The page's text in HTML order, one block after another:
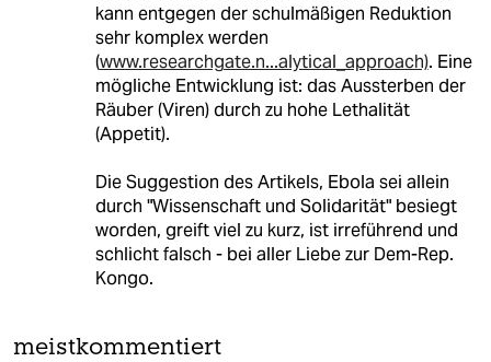
kann entgegen der schulmäßigen Reduktion
sehr komplex werden
(www.researchgate.n...alytical_approach). Eine
mögliche Entwicklung ist: das Aussterben der
Räuber (Viren) durch zu hohe Lethalität
(Appetit).
Die Suggestion des Artikels, Ebola sei allein
durch "Wissenschaft und Solidarität" besiegt
worden, greift viel zu kurz, ist irreführend und
schlicht falsch - bei aller Liebe zur Dem-Rep.
Kongo.
meistkommentiert